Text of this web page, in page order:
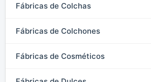
Fábricas de Colchas
Fábricas de Colchones
Fábricas de Cosméticos